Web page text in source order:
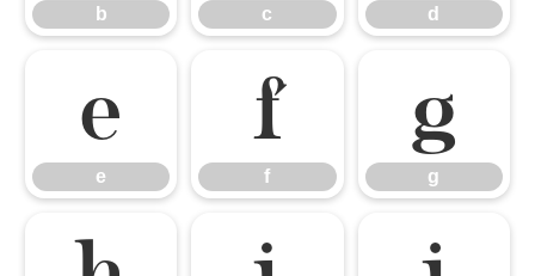
b c d
e
e
f
f
g
g